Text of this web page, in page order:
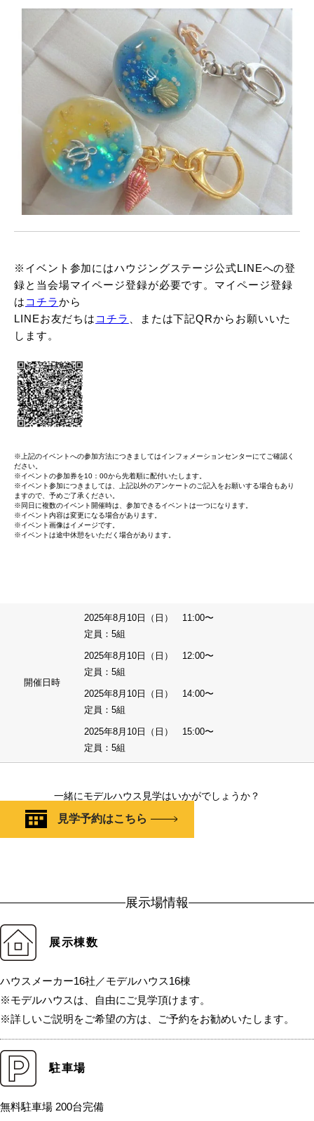
※イベント参加にはハウジングステージ公式LINEへの登
録と当会場マイページ登録が必要です。マイページ登録
は コチラから
LINEお友だちは コチラ
、または下記QRからお願いいた
します。
※上記のイベントへの参加方法につきましてはインフォメーションセンターにてご確認く
ださい。
※イベントの参加券を10：00から先着順に配付いたします。
※イベント参加につきましては、上記以外のアンケートのご記入をお願いする場合もあり
ますので、予めご了承ください。
※同日に複数のイベント開催時は、参加できるイベントは一つになります。
※イベント内容は変更になる場合があります。
※イベント画像はイメージです。
※イベントは途中休憩をいただく場合があります。
開催日時
2025年8月10日（日） 11:00〜
定員：5組
2025年8月10日（日） 12:00〜
定員：5組
2025年8月10日（日） 14:00〜
定員：5組
2025年8月10日（日） 15:00〜
定員：5組
一緒にモデルハウス見学はいかがでしょうか？
見学予約はこちら
展示場情報
展示棟数
ハウスメーカー16社／モデルハウス16棟
※モデルハウスは、自由にご見学頂けます。
※詳しいご説明をご希望の方は、ご予約をお勧めいたします。
駐車場
無料駐車場 200台完備